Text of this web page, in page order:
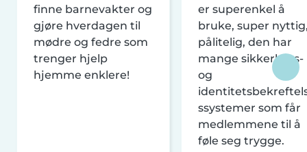
finne barnevakter og
gjøre hverdagen til
mødre og fedre som
trenger hjelp
hjemme enklere!
er superenkel å
bruke, super
pålitelig, den har
mange sikkerhets-
og
ssystemer som får
medlemmene til å
føle seg trygge.